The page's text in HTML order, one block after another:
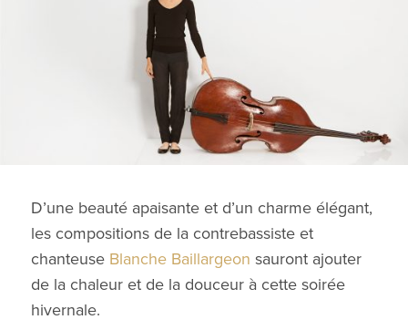
D’une beauté apaisante et d’un charme élégant,
les compositions de la contrebassiste et
chanteuse Blanche Baillargeon sauront ajouter
de la chaleur et de la douceur à cette soirée
hivernale.